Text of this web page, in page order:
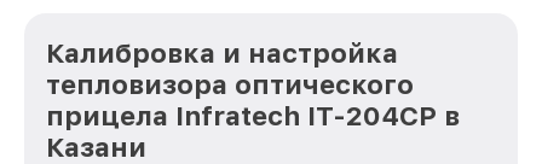
Калибровка и настройка
тепловизора оптического
прицела Infratech IT-204CP в
Казани